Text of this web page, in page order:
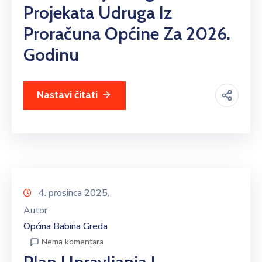
Projekata Udruga Iz
Proračuna Općine Za 2026.
Godinu
Nastavi čitati
4. prosinca 2025.
Autor
Općina Babina Greda
Nema komentara